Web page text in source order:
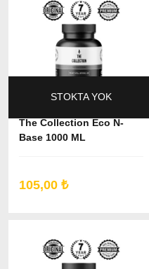
STOKTA YOK
The Collection Eco N-
Base 1000 ML
105,00 ₺